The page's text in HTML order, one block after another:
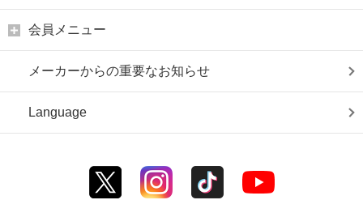
会員メニュー
メーカーからの重要なお知らせ
Language